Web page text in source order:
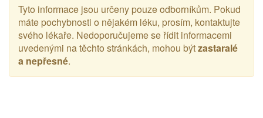
Tyto informace jsou určeny pouze odborníkům. Pokud
máte pochybnosti o nějakém léku, prosím, kontaktujte
svého lékaře. Nedoporučujeme se řídit informacemi
uvedenými na těchto stránkách, mohou býtzastaralé
a nepřesné.